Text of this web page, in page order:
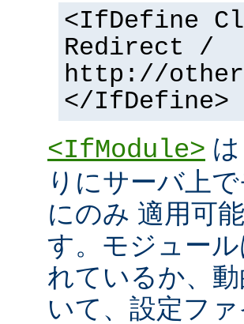
<IfDefine
Redirect /
http://
</IfDefine>
<IfModule>
りにサーバ上
にのみ 適用可
す。モジュー
れているか、
いて、設定フ